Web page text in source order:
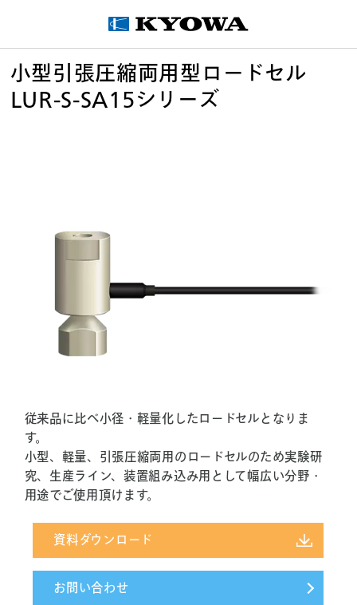
小型引張圧縮両用型ロードセル
LUR-S-SA15シリーズ
従来品に比べ小径・軽量化したロードセルとなりま
す。
小型、軽量、引張圧縮両用のロードセルのため実験研
究、生産ライン、装置組み込み用として幅広い分野・
用途でご使用頂けます。
資料ダウンロード
お問い合わせ